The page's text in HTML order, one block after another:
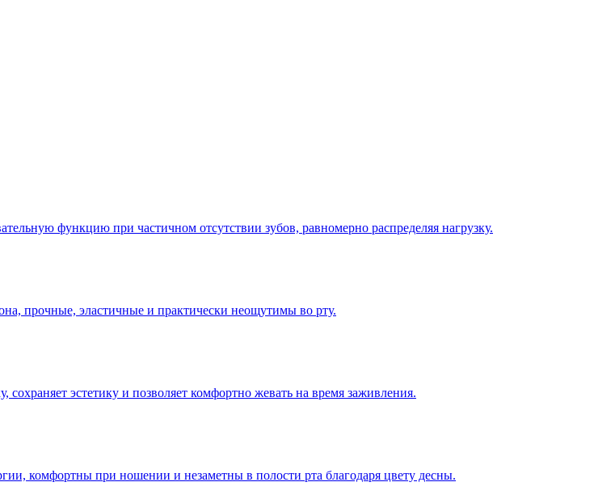
функцию при частичном отсутствии зубов, равномерно распределяя нагрузку.
прочные, эластичные и практически неощутимы во рту.
эстетику и позволяет комфортно жевать на время заживления.
комфортны при ношении и незаметны в полости рта благодаря цвету десны.